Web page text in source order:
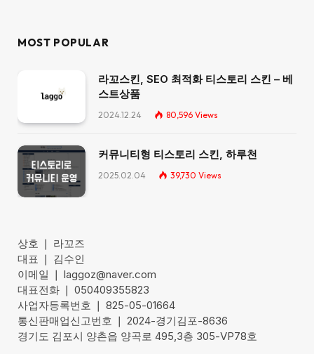
MOST POPULAR
라꼬스킨, SEO 최적화 티스토리 스킨 – 베
스트상품
2024.12.24 80,596 Views
커뮤니티형 티스토리 스킨, 하루천
2025.02.04 39,730 Views
상호 ❘ 라꼬즈
대표 ❘ 김수인
이메일 ❘ laggoz@naver.com
대표전화 ❘ 050409355823
사업자등록번호 ❘ 825-05-01664
통신판매업신고번호 ❘ 2024-경기김포-8636
경기도 김포시 양촌읍 양곡로 495,3층 305-VP78호